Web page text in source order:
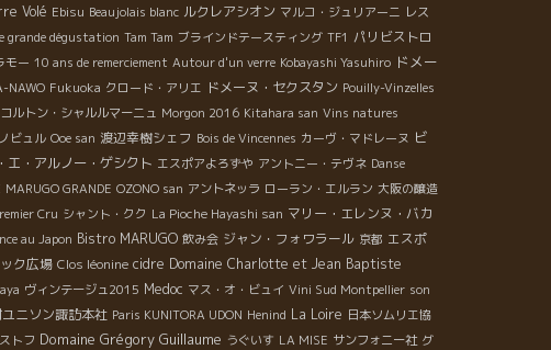
Volé Ebisu Beaujolais blanc ルクレアシオン マルコ・ジュリアーニ レス
grande dégustation Tam Tam ブラインドテースティング TF1 パリビストロ
モー 10 ans de remerciement Autour d'un verre Kobayashi Yasuhiro ドメー
NAWO Fukuoka クロード・アリエ ドメーヌ・セクスタン Pouilly-Vinzelles
コルトン・シャルルマーニュ Morgon 2016 Kitahara san Vins natures
ビュル Ooe san 渡辺幸樹シェフ Bois de Vincennes カーヴ・マドレーヌ ビ
エ・アルノー・ゲシクト エスポアよろずや アントニー・テヴネ Danse
MARUGO GRANDE OZONO san アントネッラ ローラン・エルラン 大阪の醸造
Cru シャント・クク La Pioche Hayashi san マリー・エレンヌ・バカ
au Japon Bistro MARUGO 飲み会 ジャン・フォワラール 京都 エスポ
ク広場 Clos léonine cidre Domaine Charlotte et Jean Baptiste
ヴィンテージュ2015 Medoc マス・オ・ビュイ Vini Sud Montpellier son
ニソン諏訪本社 Paris KUNITORA UDON Henind La Loire 日本ソムリエ協
トフ Domaine Grégory Guillaume うぐいす LA MISE サンフォニー社 グ